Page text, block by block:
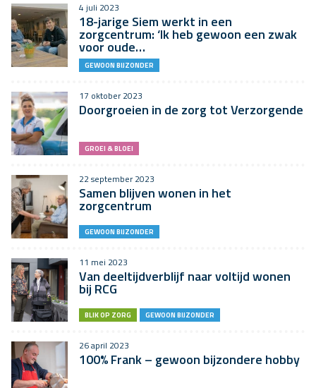
4 juli 2023
18-jarige Siem werkt in een
zorgcentrum: ‘Ik heb gewoon een zwak
voor oude…
GEWOON BIJZONDER
17 oktober 2023
Doorgroeien in de zorg tot Verzorgende
GROEI & BLOEI
22 september 2023
Samen blijven wonen in het
zorgcentrum
GEWOON BIJZONDER
11 mei 2023
Van deeltijdverblijf naar voltijd wonen
bij RCG
BLIK OP ZORG GEWOON BIJZONDER
26 april 2023
100% Frank – gewoon bijzondere hobby